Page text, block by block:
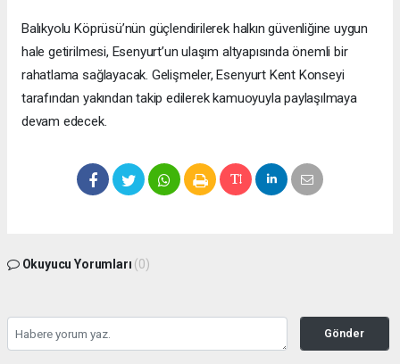
Balıkyolu Köprüsü’nün güçlendirilerek halkın güvenliğine uygun
hale getirilmesi, Esenyurt’un ulaşım altyapısında önemli bir
rahatlama sağlayacak. Gelişmeler, Esenyurt Kent Konseyi
tarafından yakından takip edilerek kamuoyuyla paylaşılmaya
devam edecek.
Okuyucu Yorumları (0)
Gönder